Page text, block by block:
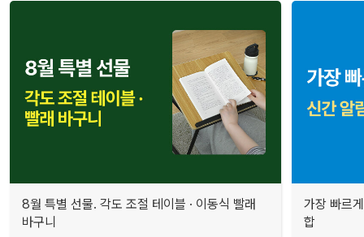
8월 특별 선물. 각도 조절 테이블 · 이동식 빨래
바구니
가장 빠르
합